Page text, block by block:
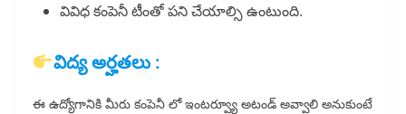
వివిధ కంపెనీ టీంతో పని చేయాల్సి ఉంటుంది.
విద్య అర్హతలు :
ఈ ఉద్యోగానికి మీరు కంపెనీ లో ఇంటర్వ్యూ అటండ్ అవ్వాలి అనుకుంటే